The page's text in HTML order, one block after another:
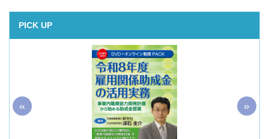
PICK UP
« »